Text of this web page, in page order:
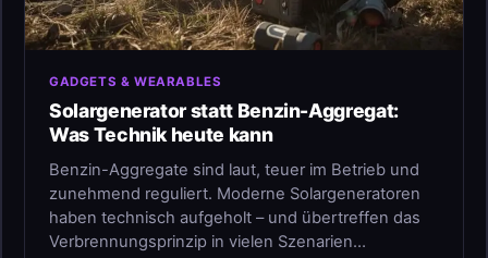
GADGETS & WEARABLES
Solargenerator statt Benzin-Aggregat:
Was Technik heute kann
Benzin-Aggregate sind laut, teuer im Betrieb und
zunehmend reguliert. Moderne Solargeneratoren
haben technisch aufgeholt – und übertreffen das
Verbrennungsprinzip in vielen Szenarien…